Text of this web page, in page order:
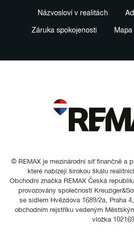
Názvosloví v realitách
Záruka spokojenosti
© REMAX je mezinárodní síť finančně a
které nabízejí širokou škálu
Obchodní značka REMAX Česká
provozovány společností
se sídlem Hvězdova 1689/2a, Praha
obchodním rejstříku vedeným
vložka